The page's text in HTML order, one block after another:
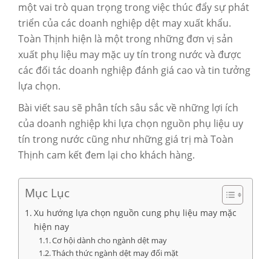
một vai trò quan trọng trong việc thúc đẩy sự phát
triển của các doanh nghiệp dệt may xuất khẩu.
Toàn Thịnh hiện là một trong những đơn vị sản
xuất phụ liệu may mặc uy tín trong nước và được
các đối tác doanh nghiệp đánh giá cao và tin tưởng
lựa chọn.
Bài viết sau sẽ phân tích sâu sắc về những lợi ích
của doanh nghiệp khi lựa chọn nguồn phụ liệu uy
tín trong nước cũng như những giá trị mà Toàn
Thịnh cam kết đem lại cho khách hàng.
Mục Lục
Xu hướng lựa chọn nguồn cung phụ liệu may mặc
hiện nay
Cơ hội dành cho ngành dệt may
Thách thức ngành dệt may đối mặt